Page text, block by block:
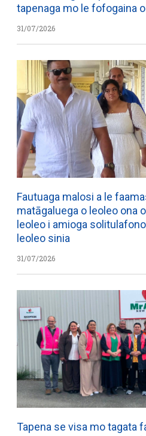
tapenaga mo le fofogaina
31/07/2026
Fautuaga malosi a le
matāgaluega o leoleo ona o
leoleo i amioga
leoleo sinia
31/07/2026
Tapena se visa mo tagata